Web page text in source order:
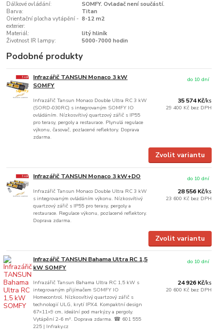
Dálkové ovládání:
SOMFY. Ovladač není součástí.
Barva:
Titan
Orientační plocha vytápění -
exterier:
8-12 m2
Materiál:
litý hliník
Životnost IR lampy:
5000-7000 hodin
Podobné produkty
Infrazářič TANSUN Monaco 3 kW
SOMFY
Infrazářič Tansun Monaco Double Ultra RC 3 kW
(SORD-030RC) s integrovaným SOMFY IO
ovládáním. Nízkosvítivý quartzový zářič s IP55
pro terasy, pergoly a restaurace. Plynulá regulace
výkonu, časovač, pozlacené reflektory. Doprava
zdarma.
35 574 Kč/ks
29 400 Kč bez DPH
do 10 dní
Zvolit variantu
Infrazářič TANSUN Monaco 3 kW+DO
Infrazářič Tansun Monaco Double Ultra RC 3 kW
s integrovaným ovládáním výkonu. Nízkosvítivý
quartzový zářič s IP55 pro terasy, pergoly a
restaurace. Regulace výkonu, pozlacené reflektory.
Doprava zdarma.
28 556 Kč/ks
23 600 Kč bez DPH
do 10 dní
Zvolit variantu
Infrazářič TANSUN Bahama Ultra RC 1,5
kW SOMFY
Infrazářič Tansun Bahama Ultra RC 1,5 kW s
integrovaným přijímačem SOMFY IO
Homecontrol. Nízkosvítivý quartzový zářič s
technologií ULG, krytí IPX4. Kompaktní design
67×11×9 cm, ideální pod markýzy a pergoly.
Vytápění 2-6 m². Doprava zdarma. ☎ 601 555
225 | Infraky.cz
24 926 Kč/ks
20 600 Kč bez DPH
do 10 dní